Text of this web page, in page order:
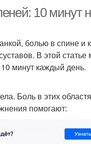
10 минут
болью в спине и
В этой
минут каждый день.
Боль в этих
помогают: